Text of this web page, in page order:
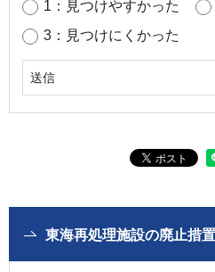
1：見つけやすかった
3：見つけにくかった
東海再処理施設の廃止措